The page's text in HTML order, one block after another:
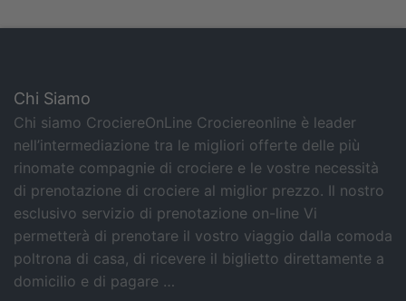
Chi Siamo
Chi siamo CrociereOnLine Crociereonline è leader
nell’intermediazione tra le migliori offerte delle più
rinomate compagnie di crociere e le vostre necessità
di prenotazione di crociere al miglior prezzo. Il nostro
esclusivo servizio di prenotazione on-line Vi
permetterà di prenotare il vostro viaggio dalla comoda
poltrona di casa, di ricevere il biglietto direttamente a
domicilio e di pagare …